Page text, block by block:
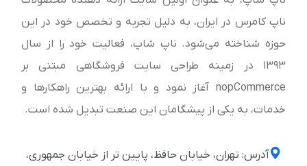
ناپ کامرس در ایران، به دلیل تجربه و تخصص خود در این
حوزه شناخته می‌شود. ناپ شاپ، فعالیت خود را از سال
1393 در زمینه طراحی سایت فروشگاهی مبتنی بر
nopCommerce آغاز نمود و با ارائه بهترین راهکارها و
خدمات، به یکی از پیشگامان این صنعت تبدیل شده است.
آدرس: تهران، خیابان حافظ، پایین تر از خیابان جمهوری،